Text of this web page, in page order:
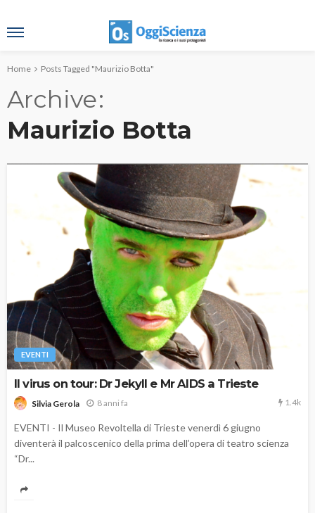
Home Posts Tagged "Maurizio Botta"
Archive
Maurizio Botta
EVENTI
Il virus on tour: Dr Jekyll e Mr AIDS a Trieste
Silvia Gerola 8 anni fa 1.4k
EVENTI - Il Museo Revoltella di Trieste venerdì 6 giugno
diventerà il palcoscenico della prima dell’opera di teatro scienza
“Dr...